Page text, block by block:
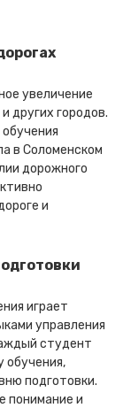
увеличение
других городов.
в Соломенском
дорожного
и
играет
управления
студент
обучения,
подготовки.
понимание и